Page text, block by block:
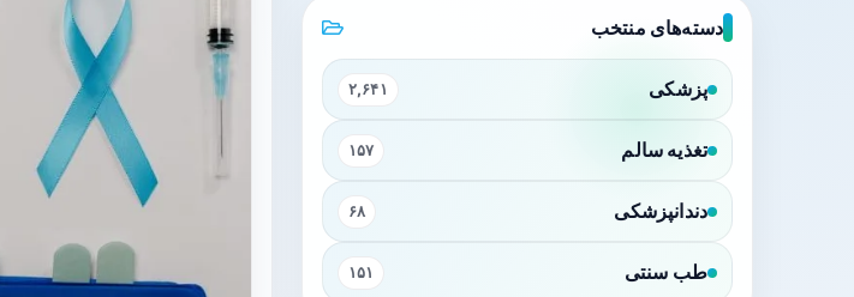
دسته‌های منتخب
پزشکی ۲,۶۴۱
تغذیه سالم ۱۵۷
دندانپزشکی ۶۸
طب سنتی ۱۵۱